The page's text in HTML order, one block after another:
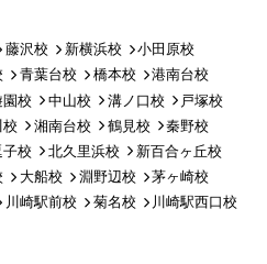
藤沢校 新横浜校
小田原校
青葉台校 橋本校
港南台校
園校 中山校 溝ノ口校
戸塚校
校 湘南台校 鶴見校
秦野校
子校 北久里浜校
新百合ヶ丘校
大船校 淵野辺校
茅ヶ崎校
川崎駅前校 菊名校 川崎駅西口校